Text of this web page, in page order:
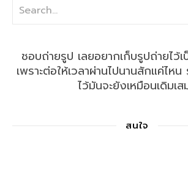
ชอบถ่ายรูป เลยอยากเก็บรูปถ่ายไว้
เพราะต่อให้เวลาผ่านไปนานสักแค่ไหน
ไว้มันจะยังเหมือนเดิมเส
สนใจ